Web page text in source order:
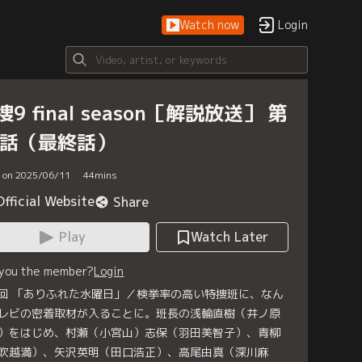
Watch now Login
9 final season［解説放送］ 第
（最終話）
2025/06/11 44mins
Website
Share
Play
Watch Later
the member?Login
「ありふれた水曜日」／検挙率の高い特捜班に、なん
ビの密着取材が入ることに。班長の浅輪直樹（井ノ原
をはじめ、村瀬（小宮山）志保（羽田美智子）、青柳
越満）、矢沢英明（田口浩正）、高尾由真（深川麻